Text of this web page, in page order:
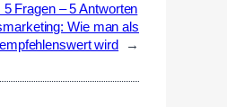
5 Fragen – 5 Antworten
Wie man als
wird
→